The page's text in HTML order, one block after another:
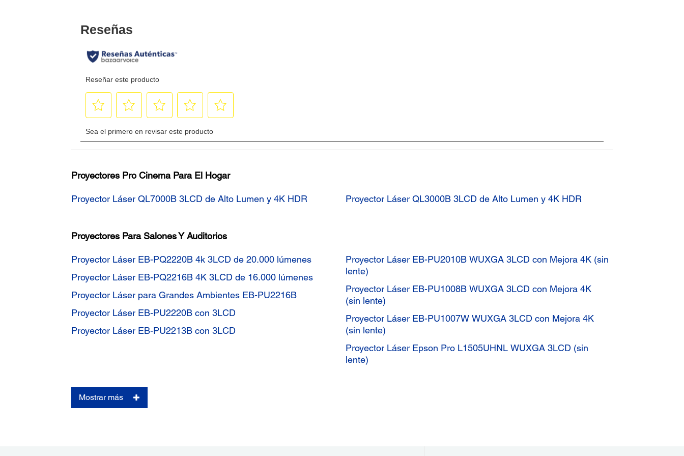
Proyectores Pro Cinema Para El Hogar
Proyector Láser QL7000B 3LCD de Alto Lumen y 4K HDR Proyector Láser QL3000B 3LCD de Alto Lumen y 4K HDR
Proyectores Para Salones Y Auditorios
Proyector Láser EB-PQ2220B 4k 3LCD de 20.000 lúmenes
Proyector Láser EB-PQ2216B 4K 3LCD de 16.000 lúmenes
Proyector Láser para Grandes Ambientes EB-PU2216B
Proyector Láser EB-PU2220B con 3LCD
Proyector Láser EB-PU2213B con 3LCD
Proyector Láser EB-PU2010B WUXGA 3LCD con Mejora 4K (sin
lente)
Proyector Láser EB-PU1008B WUXGA 3LCD con Mejora 4K
(sin lente)
Proyector Láser EB-PU1007W WUXGA 3LCD con Mejora 4K
(sin lente)
Proyector Láser Epson Pro L1505UHNL WUXGA 3LCD (sin
lente)
Mostrar más